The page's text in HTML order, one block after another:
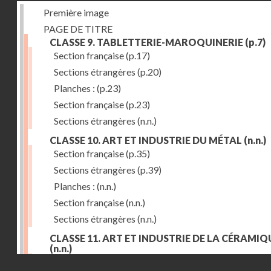
Première image
PAGE DE TITRE
CLASSE 9. TABLETTERIE-MAROQUINERIE (p.7)
Section française(p.17)
Sections étrangères (p.20)
Planches : (p.23)
Section française(p.23)
Sections étrangères (n.n.)
CLASSE 10. ART ET INDUSTRIE DU MÉTAL (n.n.)
Section française(p.35)
Sections étrangères (p.39)
Planches : (n.n.)
Section française(n.n.)
Sections étrangères (n.n.)
CLASSE 11. ART ET INDUSTRIE DE LA
(n.n.)